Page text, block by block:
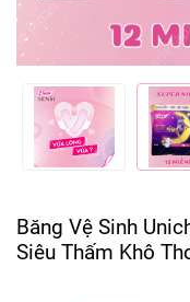
Băng Vệ Sinh
Siêu Thấm Khô